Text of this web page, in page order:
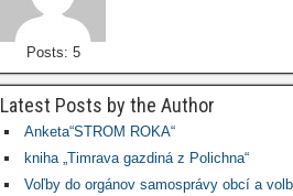
Posts: 5
Latest Posts by the Author
Anketa“STROM ROKA“
kniha „Timrava gazdiná z Polichna“
Voľby do orgánov samosprávy obcí a